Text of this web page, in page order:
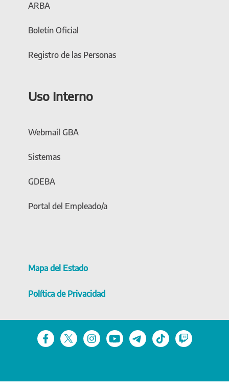
ARBA
Boletín Oficial
Registro de las Personas
Uso Interno
Webmail GBA
Sistemas
GDEBA
Portal del Empleado/a
Mapa del Estado
Política de Privacidad